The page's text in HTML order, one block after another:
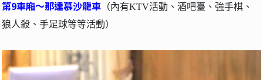
第9車廂～那達慕沙龍車（內有KTV活動、酒吧臺、強手棋、
狼人殺、手足球等等活動）